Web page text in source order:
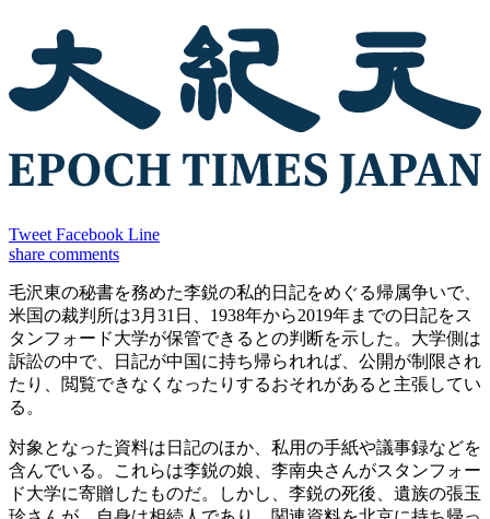
Tweet Facebook Line
share comments
毛沢東の秘書を務めた李鋭の私的日記をめぐる帰属争いで、
米国の裁判所は3月31日、1938年から2019年までの日記をス
タンフォード大学が保管できるとの判断を示した。大学側は
訴訟の中で、日記が中国に持ち帰られれば、公開が制限され
たり、閲覧できなくなったりするおそれがあると主張してい
る。
対象となった資料は日記のほか、私用の手紙や議事録などを
含んでいる。これらは李鋭の娘、李南央さんがスタンフォー
ド大学に寄贈したものだ。しかし、李鋭の死後、遺族の張玉